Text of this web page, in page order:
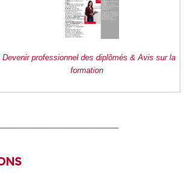
Devenir professionnel des diplômés & Avis sur la
formation